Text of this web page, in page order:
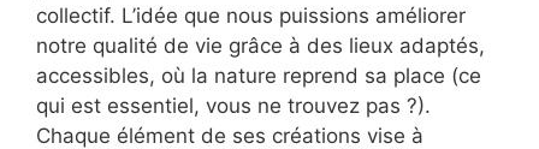
collectif. L’idée que nous puissions améliorer
notre qualité de vie grâce à des lieux adaptés,
accessibles, où la nature reprend sa place (ce
qui est essentiel, vous ne trouvez pas ?).
Chaque élément de ses créations vise à